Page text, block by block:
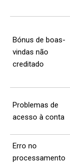
Bónus de boas-
vindas não
creditado
Problemas de
acesso à conta
Erro no
processamento